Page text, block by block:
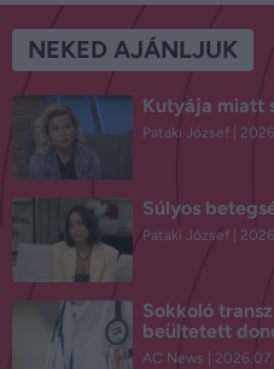
NEKED AJÁNLJUK
Kutyája miatt
Pataki József
Súlyos
Pataki József
Sokkoló
beültetett
AC News